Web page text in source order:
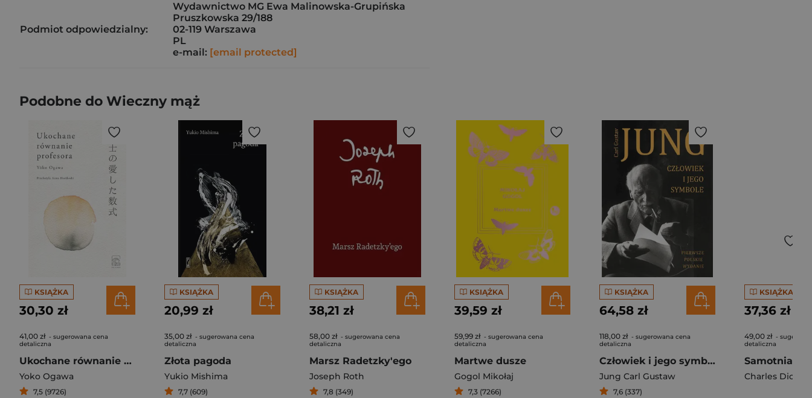
Podmiot odpowiedzialny:
Wydawnictwo MG Ewa Malinowska-Grupińska
Pruszkowska 29/188
02-119 Warszawa
PL
e-mail: [email protected]
Podobne do Wieczny mąż
KSIĄŻKA
30,30 zł
41,00 zł - sugerowana cena
detaliczna
Ukochane równanie profesora
Yoko Ogawa
7,5 (9726)
KSIĄŻKA
20,99 zł
35,00 zł - sugerowana cena
detaliczna
Złota pagoda
Yukio Mishima
7,7 (609)
KSIĄŻKA
38,21 zł
58,00 zł - sugerowana cena
detaliczna
Marsz Radetzky'ego
Joseph Roth
7,8 (349)
KSIĄŻKA
39,59 zł
59,99 zł - sugerowana cena
detaliczna
Martwe dusze
Gogol Mikołaj
7,3 (7266)
KSIĄŻKA
64,58 zł
118,00 zł - sugerowana cena
detaliczna
Człowiek i jego symbole
Jung Carl Gustaw
7,6 (337)
KSIĄŻKA
37,36 zł
49,00 zł -
detaliczna
Samotnia
Charles